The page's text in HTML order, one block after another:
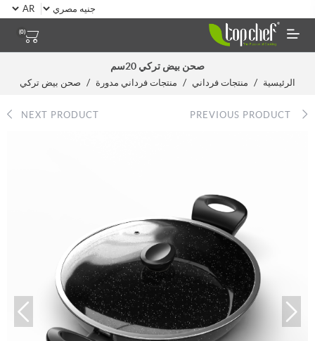
(0)
صحن بيض تركي 20سم
الرئيسية / منتجات فرداني / منتجات فرداني مدورة / صحن بيض تركي
NEXT PRODUCT